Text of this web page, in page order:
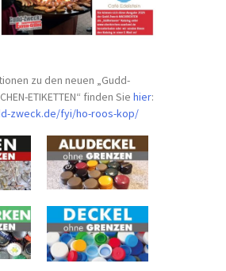
zu den neuen „Gudd-
ETIKETTEN“ finden Siehier:
zweck.de/fyi/ho-roos-kop/